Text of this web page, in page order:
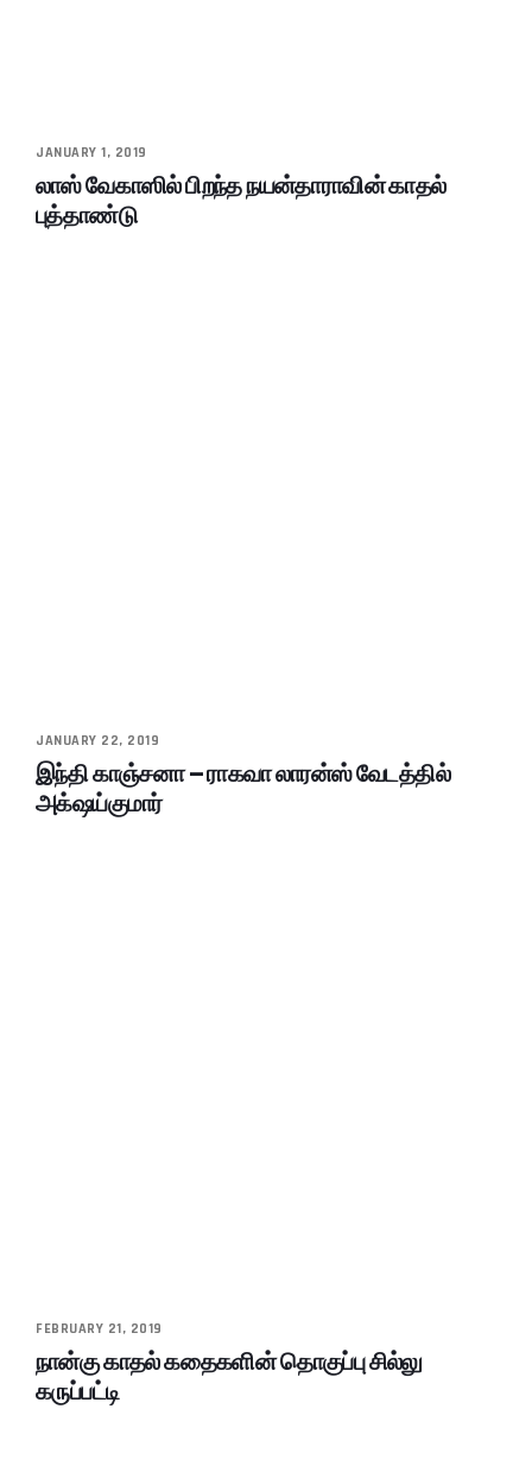
JANUARY 1, 2019
லாஸ் வேகாஸில் பிறந்த நயன்தாராவின் காதல்
புத்தாண்டு
JANUARY 22, 2019
இந்தி காஞ்சனா – ராகவா லாரன்ஸ் வேடத்தில்
அக்‌ஷய்குமார்
FEBRUARY 21, 2019
நான்கு காதல் கதைகளின் தொகுப்பு சில்லு
கருப்பட்டி